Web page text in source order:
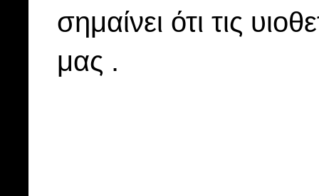
σημαίνει ότι τις
μας .